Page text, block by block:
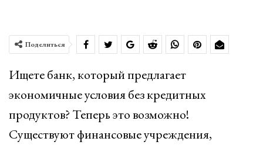
Поделиться
Ищете банк, который предлагает
экономичные условия без кредитных
продуктов? Теперь это возможно!
Существуют финансовые учреждения,